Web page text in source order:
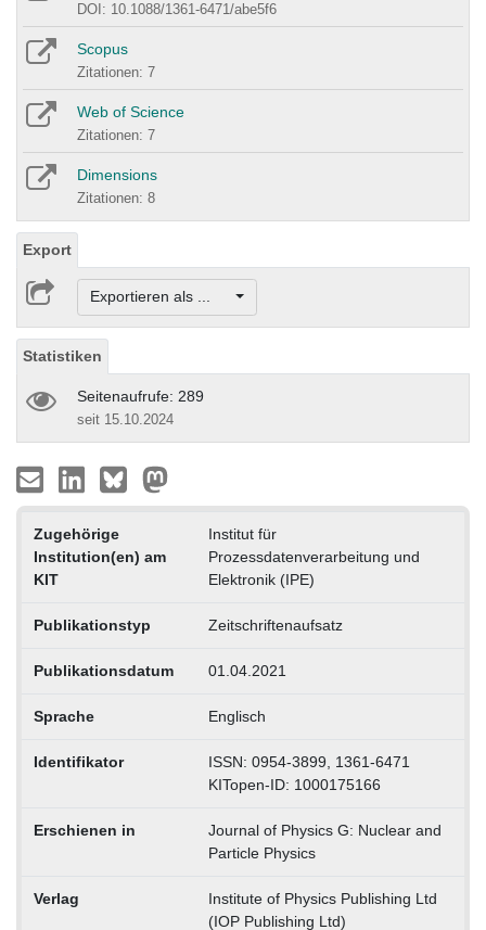
DOI: 10.1088/1361-6471/abe5f6
Scopus
Zitationen: 7
Web of Science
Zitationen: 7
Dimensions
Zitationen: 8
Export
Exportieren als ...
Statistiken
Seitenaufrufe: 289
seit 15.10.2024
Zugehörige
Institution(en) am
KIT
Institut für
Prozessdatenverarbeitung und
Elektronik (IPE)
Publikationstyp Zeitschriftenaufsatz
Publikationsdatum 01.04.2021
Sprache Englisch
Identifikator
ISSN: 0954-3899, 1361-6471
KITopen-ID: 1000175166
Erschienen in
Journal of Physics G: Nuclear and
Particle Physics
Verlag
Institute of Physics Publishing Ltd
(IOP Publishing Ltd)